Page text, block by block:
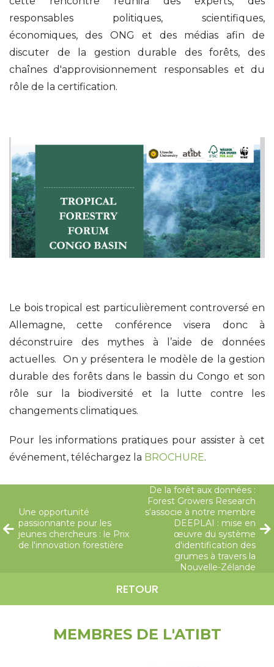
responsables politiques, scientifiques,
économiques, des ONG et des médias afin de
discuter de la gestion durable des forêts, des
chaînes d'approvisionnement responsables et du
rôle de la certification.
Le bois tropical est particulièrement controversé en
Allemagne, cette conférence visera donc à
déconstruire des mythes à l’aide de données
actuelles. On y présentera le modèle de la gestion
durable des forêts dans le bassin du Congo et son
rôle sur la biodiversité et la lutte contre les
changements climatiques.
Pour les informations pratiques pour assister à cet
événement, téléchargez la BROCHURE.
Une opportunité
passionnante pour les
jeunes chercheurs : le Prix
de l'innovation forestière
RETOUR
De la forêt aux données :
Forest Growers Research
s'associe à notre membre
DEEPLAI : mise en
œuvre du système
d'identification des
grumes à travers la
Nouvelle-Zélande
MEMBRES DE L'ATIBT